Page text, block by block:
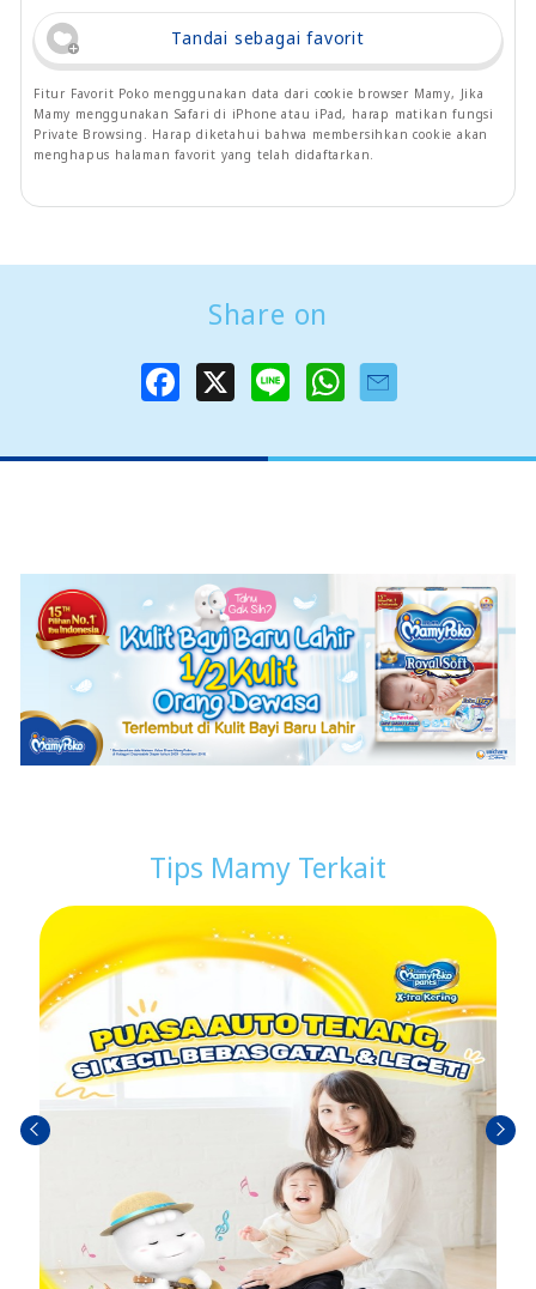
Tandai sebagai favorit
Fitur Favorit Poko menggunakan data dari cookie browser Mamy, Jika
Mamy menggunakan Safari di iPhone atau iPad, harap matikan fungsi
Private Browsing. Harap diketahui bahwa membersihkan cookie akan
menghapus halaman favorit yang telah didaftarkan.
Share on
o
W
A
Tips Mamy Terkait
Sebel
umn
Berik
utny